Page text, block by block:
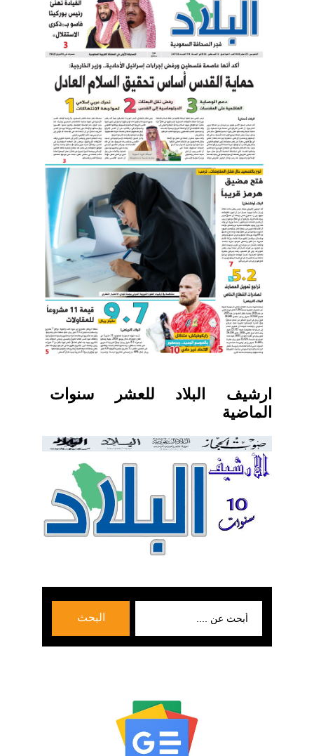
ارشيف البلاد للعشر سنوات
الماضية
البحث